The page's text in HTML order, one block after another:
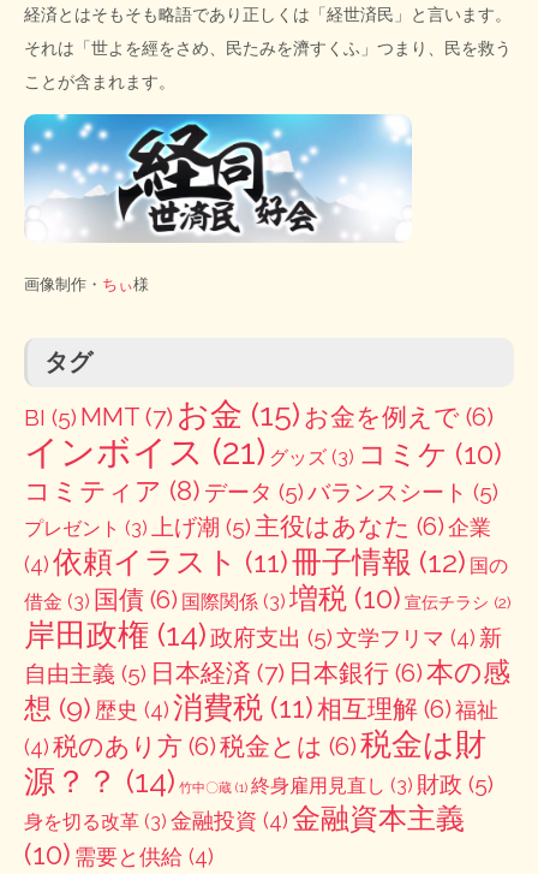
経済とはそもそも略語であり正しくは「経世済民」と言います。
それは「世よを經をさめ、民たみを濟すくふ」つまり、民を救う
ことが含まれます。
画像制作・ ちぃ様
タグ
BI (5) MMT (7) お金 (15) お金を例えで (6)
インボイス (21) グッズ (3) コミケ (10)
コミティア (8) データ (5)バランスシート (5)
プレゼント (3) 上げ潮 (5) 主役はあなた (6)企業
(4)依頼イラスト (11)冊子情報 (12) 国の
借金 (3) 国債 (6) 国際関係 (3) 増税 (10) 宣伝チラシ (2)
岸田政権 (14)政府支出 (5)文学フリマ (4) 新
自由主義 (5) 日本経済 (7) 日本銀行 (6)本の感
想 (9) 歴史 (4)消費税 (11)相互理解 (6)福祉
(4)税のあり方 (6)税金とは (6)税金は財
源？？ (14) 竹中〇蔵 (1) 終身雇用見直し (3) 財政 (5)
身を切る改革 (3) 金融投資 (4)金融資本主義
(10) 需要と供給 (4)